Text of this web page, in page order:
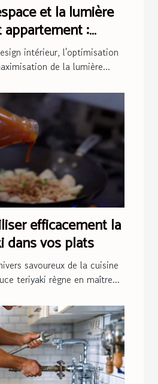
et la lumière
:
intérieur, l'optimisation
de la lumière...
efficacement la
dans vos plats
savoureux de la cuisine
teriyaki règne en maître...